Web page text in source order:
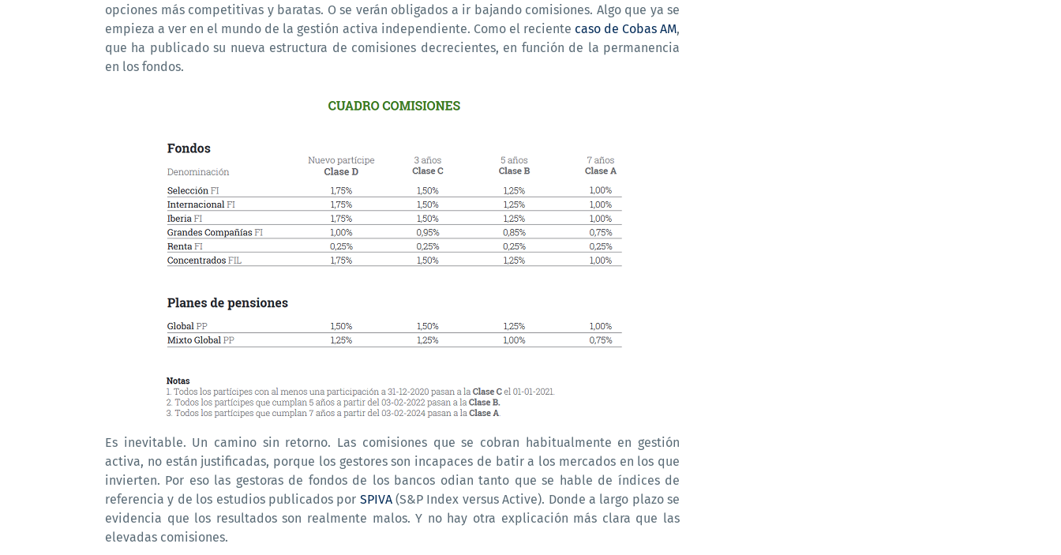
opciones más competitivas y baratas. O se verán obligados a ir bajando comisiones. Algo que ya se
empieza a ver en el mundo de la gestión activa independiente. Como el reciente caso de Cobas AM,
que ha publicado su nueva estructura de comisiones decrecientes, en función de la permanencia
en los fondos.
Es inevitable. Un camino sin retorno. Las comisiones que se cobran habitualmente en gestión
activa, no están justificadas, porque los gestores son incapaces de batir a los mercados en los que
invierten. Por eso las gestoras de fondos de los bancos odian tanto que se hable de índices de
referencia y de los estudios publicados por SPIVA(S&P Index versus Active). Donde a largo plazo se
evidencia que los resultados son realmente malos. Y no hay otra explicación más clara que las
elevadas comisiones.